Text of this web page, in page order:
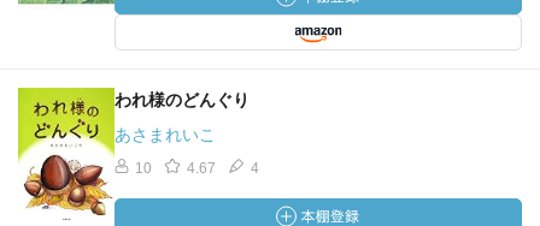
われ様のどんぐり
あさまれいこ
10 4.67 4